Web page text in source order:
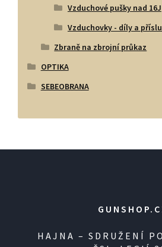
Vzduchové pušky nad 16J
Vzduchovky - díly a
Zbraně na zbrojní průkaz
OPTIKA
SEBEOBRANA
HAJNA – SDRUŽENÍ